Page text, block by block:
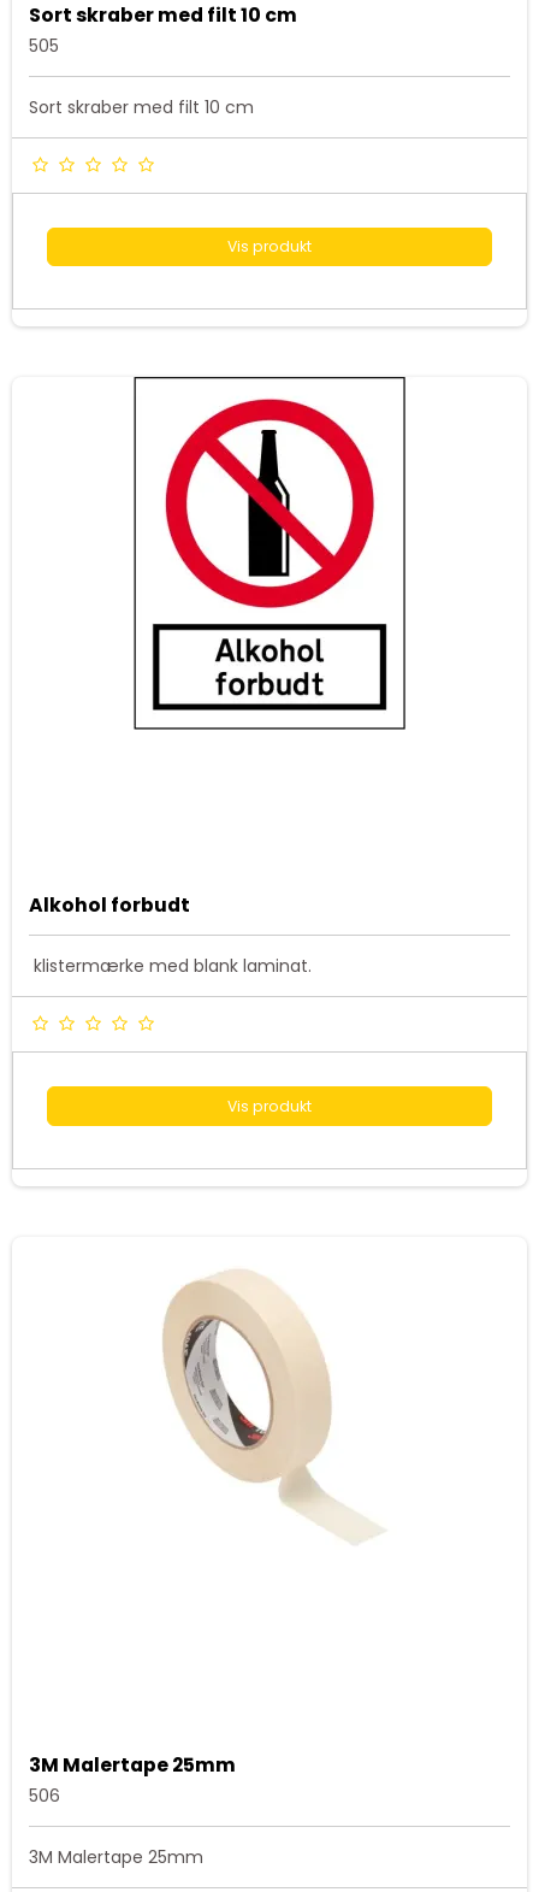
Sort skraber med filt 10 cm
505
Sort skraber med filt 10 cm
Vis produkt
Alkohol forbudt
klistermærke med blank laminat.
Vis produkt
3M Malertape 25mm
506
3M Malertape 25mm